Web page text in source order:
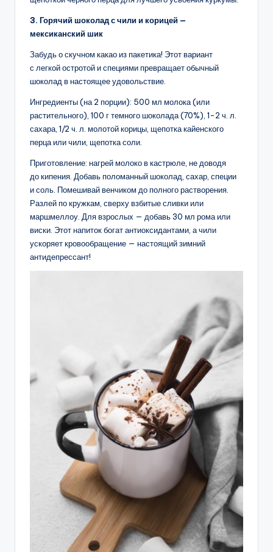
3. Горячий шоколад с чили и корицей —
мексиканский шик
Забудь о скучном какао из пакетика! Этот вариант
с легкой остротой и специями превращает обычный
шоколад в настоящее удовольствие.
Ингредиенты (на 2 порции): 500 мл молока (или
растительного), 100 г темного шоколада (70%), 1-2 ч. л.
сахара, 1/2 ч. л. молотой корицы, щепотка кайенского
перца или чили, щепотка соли.
Приготовление: нагрей молоко в кастрюле, не доводя
до кипения. Добавь поломанный шоколад, сахар, специи
и соль. Помешивай венчиком до полного растворения.
Разлей по кружкам, сверху взбитые сливки или
маршмеллоу. Для взрослых — добавь 30 мл рома или
виски. Этот напиток богат антиоксидантами, а чили
ускоряет кровообращение — настоящий зимний
антидепрессант!